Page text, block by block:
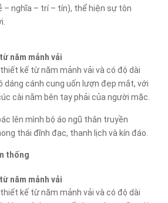
– nghĩa – trí – tín), thể hiện sự tôn
năm mảnh vải
kế từ năm mảnh vải và có độ dài
dáng cánh cung uốn lượn đẹp mắt, với
cài nằm bên tay phải của người mặc.
lên mình bộ áo ngũ thân truyền
thái đĩnh đạc, thanh lịch và kín đáo.
thống
năm mảnh vải
kế từ năm mảnh vải và có độ dài